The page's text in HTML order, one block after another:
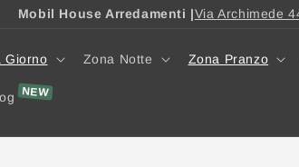
Mobil House Arredamenti |Via Archimede
Giorno Zona Notte Zona Pranzo